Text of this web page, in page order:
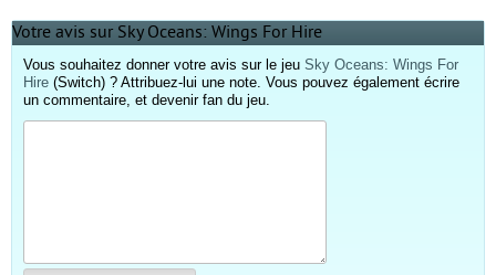
Votre avis sur Sky Oceans: Wings For Hire
Vous souhaitez donner votre avis sur le jeu Sky Oceans: Wings For
Hire (Switch) ? Attribuez-lui une note. Vous pouvez également écrire
un commentaire, et devenir fan du jeu.